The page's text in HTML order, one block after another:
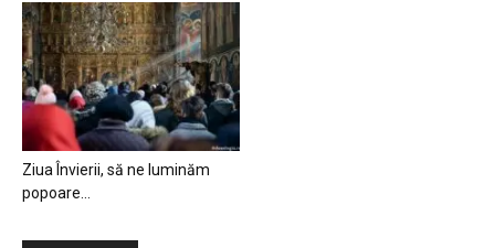
Ziua Învierii, să ne luminăm
popoare…